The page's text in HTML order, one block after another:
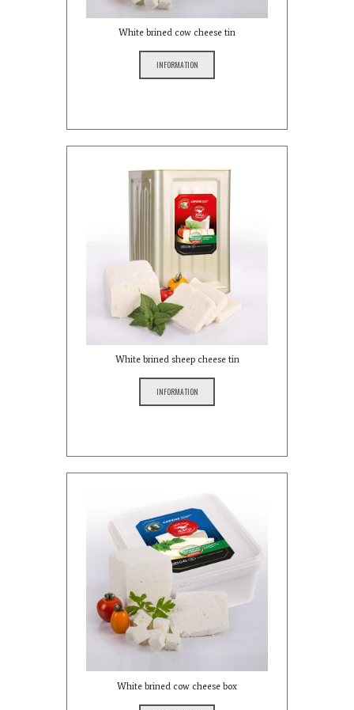
White brined cow cheese tin
INFORMATION
White brined sheep cheese tin
INFORMATION
White brined cow cheese box